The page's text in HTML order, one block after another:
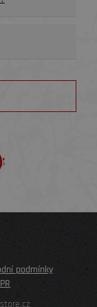
podmínky